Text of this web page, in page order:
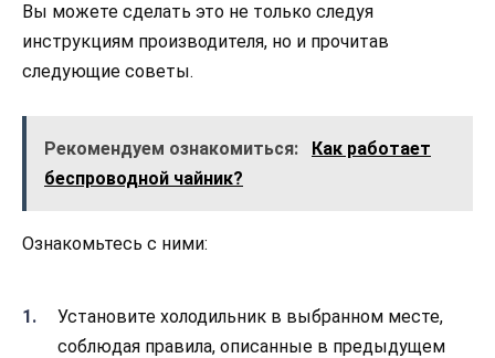
Вы можете сделать это не только следуя
инструкциям производителя, но и прочитав
следующие советы.
Рекомендуем ознакомиться:
Как работает
беспроводной чайник?
Ознакомьтесь с ними:
Установите холодильник в выбранном месте,
соблюдая правила, описанные в предыдущем